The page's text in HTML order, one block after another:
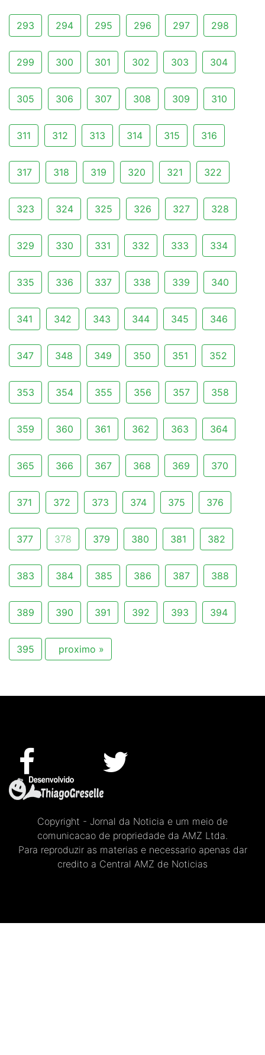
293 294 295 296 297 298
299 300 301 302 303 304
305 306 307 308 309 310
311 312 313 314 315 316
317 318 319 320 321 322
323 324 325 326 327 328
329 330 331 332 333 334
335 336 337 338 339 340
341 342 343 344 345 346
347 348 349 350 351 352
353 354 355 356 357 358
359 360 361 362 363 364
365 366 367 368 369 370
371 372 373 374 375 376
377 378 379 380 381 382
383 384 385 386 387 388
389 390 391 392 393 394
395 proximo »
Copyright - Jornal da Noticia e um meio de
comunicacao de propriedade da AMZ Ltda.
Para reproduzir as materias e necessario apenas dar
credito a Central AMZ de Noticias